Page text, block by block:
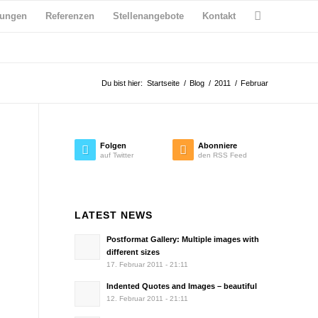
Referenzen Stellenangebote Kontakt
Du bist hier: Startseite / Blog / 2011 / Februar
Folgen
auf Twitter
Abonniere
den RSS Feed
LATEST NEWS
Postformat Gallery: Multiple images with
different sizes
17. Februar 2011 - 21:11
Indented Quotes and Images – beautiful
12. Februar 2011 - 21:11